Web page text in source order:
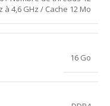
à 4,6 GHz / Cache 12 Mo
16 Go